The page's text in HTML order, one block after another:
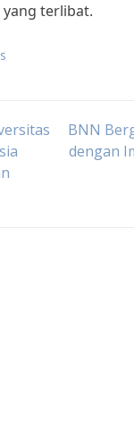
terlibat.
BNN
dengan